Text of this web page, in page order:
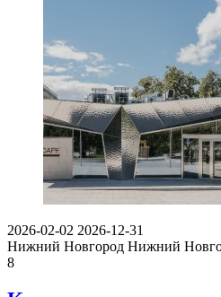
2026-02-02 2026-12-31
Нижний Новгород Нижний
8